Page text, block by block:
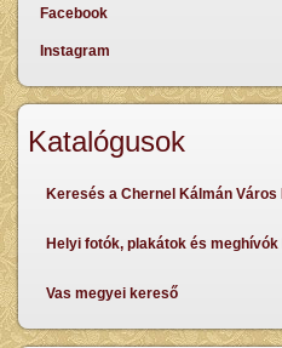
Facebook
Instagram
Katalógusok
Keresés a Chernel Kálmán
Helyi fotók, plakátok és
Vas megyei kereső